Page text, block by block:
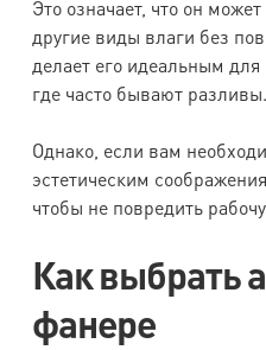
Это означает, что он
другие виды влаги без
делает его идеальным для
где часто бывают разливы.
Однако, если вам
эстетическим
чтобы не повредить
Как выбрать
фанере